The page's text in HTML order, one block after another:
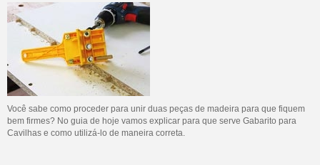
Você sabe como proceder para unir duas peças de madeira para que fiquem
bem firmes? No guia de hoje vamos explicar para que serve Gabarito para
Cavilhas e como utilizá-lo de maneira correta.